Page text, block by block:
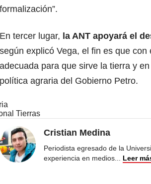
formalización”.
En tercer lugar, la ANT apoyará el
según explicó Vega, el fin es que
adecuada para que sirve la tierra y
política agraria del Gobierno Petro.
Tierras
Cristian Medina
Periodista egresado de la
experiencia en medios... Leer